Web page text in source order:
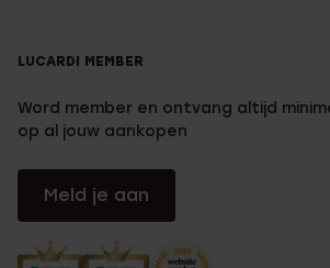
LUCARDI MEMBER
Word member en ontvang altijd
op al jouw aankopen
Meld je aan